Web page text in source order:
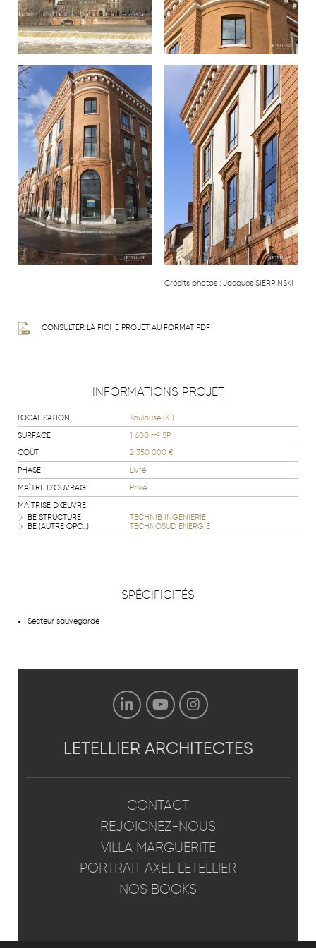
Crédits photos : Jacques SIERPINSKI
CONSULTER LA FICHE PROJET AU FORMAT PDF
INFORMATIONS PROJET
LOCALISATION
Toulouse (31)
SURFACE
1 600 m² SP
COÛT
2 350 000 €
PHASE
Livré
MAÎTRE D'OUVRAGE
Privé
MAÎTRISE D'ŒUVRE
BE STRUCTURE
TECHNIB INGENIERIE
BE (AUTRE OPC...)
TECHNOSUD ENERGIE
SPÉCIFICITÉS
Secteur sauvegardé
LETELLIER ARCHITECTES
CONTACT
REJOIGNEZ-NOUS
VILLA MARGUERITE
PORTRAIT AXEL LETELLIER
NOS BOOKS